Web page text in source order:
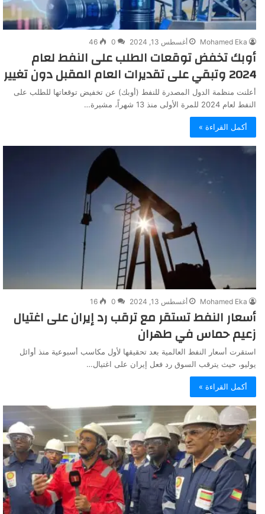
Mohamed Eka أغسطس 13, 2024 0
46
أوبك تخفض توقعات الطلب على النفط لعام
2024 وتبقي على تقديرات العام المقبل دون تغيير
أعلنت منظمة الدول المصدرة للنفط (أوبك) عن تخفيض توقعاتها للطلب على
النفط لعام 2024 للمرة الأولى منذ 13 شهراً، مشيرة…
أكمل القراءة »
Mohamed Eka أغسطس 13, 2024 0
16
أسعار النفط تستقر مع ترقب رد إيران على اغتيال
زعيم حماس في طهران
استقرت أسعار النفط العالمية بعد تحقيقها لأول مكاسب أسبوعية منذ أوائل
يوليو، حيث يترقب السوق رد فعل إيران على اغتيال…
أكمل القراءة »